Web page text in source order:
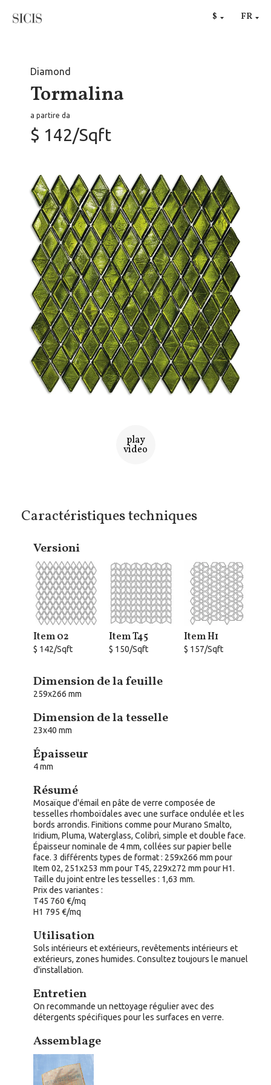
$€ FR
RU
Diamond
Tormalina
a partire da
$ 142/Sqft
play
video
Caractéristiques techniques
Versioni
Item 02
$ 142/Sqft
Item T45
$ 150/Sqft
Item H1
$ 157/Sqft
Dimension de la feuille
259x266 mm
Dimension de la tesselle
23x40 mm
Épaisseur
4 mm
Résumé
Mosaïque d'émail en pâte de verre composée de
tesselles rhomboïdales avec une surface ondulée et les
bords arrondis. Finitions comme pour Murano Smalto,
Iridium, Pluma, Waterglass, Colibrì, simple et double face.
Épaisseur nominale de 4 mm, collées sur papier belle
face. 3 différents types de format : 259x266 mm pour
Item 02, 251x253 mm pour T45, 229x272 mm pour H1.
Taille du joint entre les tesselles : 1,63 mm.
Prix des variantes :
T45 760 €/mq
H1 795 €/mq
Utilisation
Sols intérieurs et extérieurs, revêtements intérieurs et
extérieurs, zones humides. Consultez toujours le manuel
d'installation.
Entretien
On recommande un nettoyage régulier avec des
détergents spécifiques pour les surfaces en verre.
Assemblage